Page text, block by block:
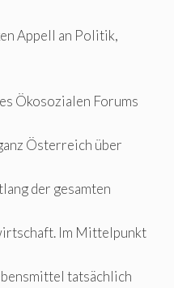
Appell an Politik,
Ökosozialen Forums
Österreich über
der gesamten
Im Mittelpunkt
tatsächlich